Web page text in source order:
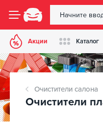
Акции Каталог
Очистители салона
Очистители